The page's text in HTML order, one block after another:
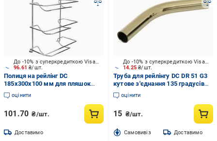
96.61₴/шт.
До -10% з суперкредиткою Visa Вигода
Полиця на рейлінг DC
185x300x100 мм для пляшок
бокова хром
оцінити
101.70 ₴/шт.
Доставимо
14.25₴/шт.
До -10% з суперкредиткою Visa Вигода
Труба для рейлінгу DC DR 51 G3
кутове з'єднання 135 градусів
золото
оцінити
15 ₴/шт.
Cамовивіз Доставимо